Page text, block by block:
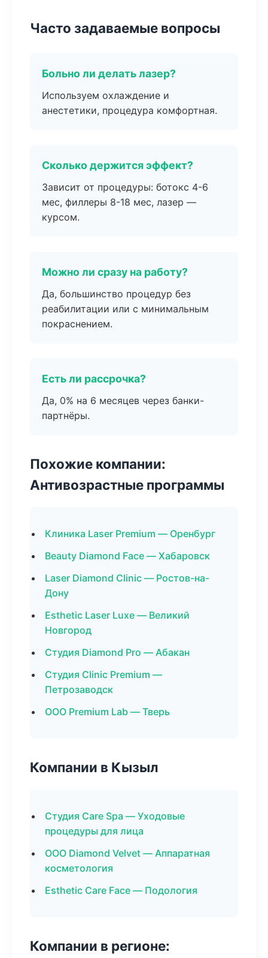
Часто задаваемые вопросы
Больно ли делать лазер?
Используем охлаждение и
анестетики, процедура комфортная.
Сколько держится эффект?
Зависит от процедуры: ботокс 4-6
мес, филлеры 8-18 мес, лазер —
курсом.
Можно ли сразу на работу?
Да, большинство процедур без
реабилитации или с минимальным
покраснением.
Есть ли рассрочка?
Да, 0% на 6 месяцев через банки-
партнёры.
Похожие компании:
Антивозрастные программы
Клиника Laser Premium — Оренбург
Beauty Diamond Face — Хабаровск
Laser Diamond Clinic — Ростов-на-
Дону
Esthetic Laser Luxe — Великий
Новгород
Студия Diamond Pro — Абакан
Студия Clinic Premium —
Петрозаводск
ООО Premium Lab — Тверь
Компании в Кызыл
Студия Care Spa — Уходовые
процедуры для лица
ООО Diamond Velvet — Аппаратная
косметология
Esthetic Care Face — Подология
Компании в регионе: